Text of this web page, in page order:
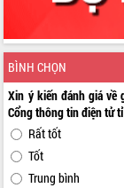
BÌNH CHỌN
Xin ý kiến đánh giá về
Cổng thông tin điện tử
Rất tốt
Tốt
Trung bình